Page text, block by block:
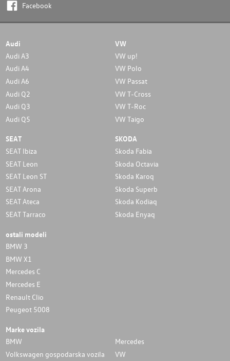
Facebook
Audi
Audi A3
Audi A4
Audi A6
Audi Q2
Audi Q3
Audi Q5
VW
VW up!
VW Polo
VW Passat
VW T-Cross
VW T-Roc
VW Taigo
SEAT
SEAT Ibiza
SEAT Leon
SEAT Leon ST
SEAT Arona
SEAT Ateca
SEAT Tarraco
SKODA
Skoda Fabia
Skoda Octavia
Skoda Karoq
Skoda Superb
Skoda Kodiaq
Skoda Enyaq
ostali modeli
BMW 3
BMW X1
Mercedes C
Mercedes E
Renault Clio
Peugeot 5008
Marke vozila
BMW
Mercedes
Volkswagen gospodarska vozila
VW